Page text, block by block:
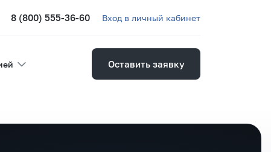
8 (800) 555-36-60 Вход в личный кабинет
Оставить заявку